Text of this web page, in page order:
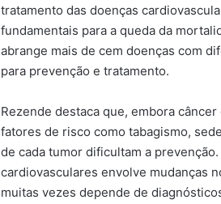
tratamento das doenças
fundamentais para a queda da
abrange mais de cem doenças com
para prevenção e tratamento.
Rezende destaca que, embora
fatores de risco como tabagismo,
de cada tumor dificultam a
cardiovasculares envolve mudanças
muitas vezes depende de